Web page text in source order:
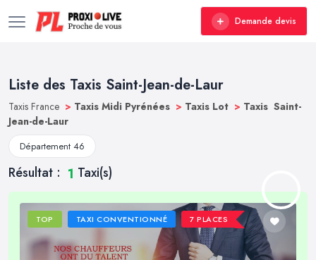
Demande devis
Liste des Taxis Saint-Jean-de-Laur
Taxis France > Taxis Midi Pyrénées > Taxis Lot > Taxis Saint-
Jean-de-Laur
Département 46
Résultat : 1 Taxi(s)
TOP TAXI CONVENTIONNÉ 7 PLACES